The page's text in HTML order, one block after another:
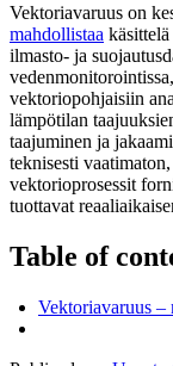
Vektoriavaruus on
mahdollistaa
ilmasto- ja
vektoriopohjaisiin
lämpötilan
taajuminen ja
teknisesti
vektorioprosessit
tuottavat
Table of
Vektoriavaruus –